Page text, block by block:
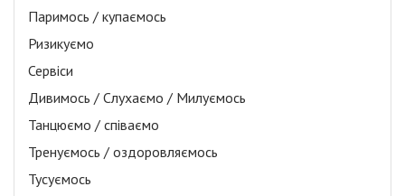
Паримось / купаємось
Ризикуємо
Сервіси
Дивимось / Слухаємо / Милуємось
Танцюємо / співаємо
Тренуємось / оздоровляємось
Тусуємось